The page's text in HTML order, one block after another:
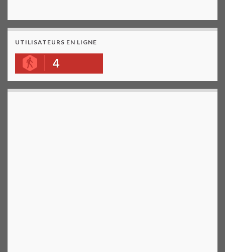
UTILISATEURS EN LIGNE
4